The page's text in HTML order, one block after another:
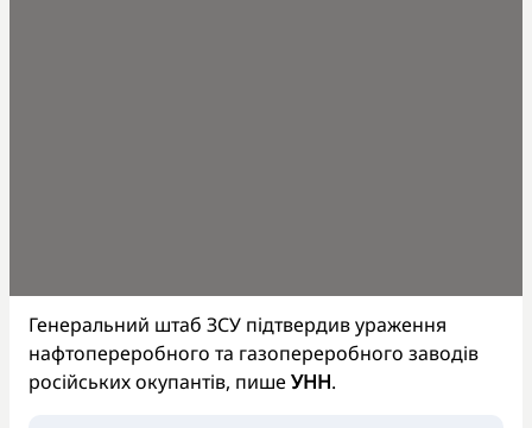
Генеральний штаб ЗСУ підтвердив ураження
нафтопереробного та газопереробного заводів
російських окупантів, пише УНН.